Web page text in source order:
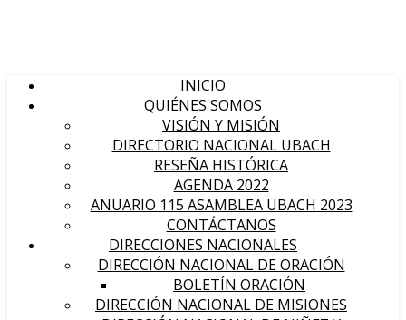
INICIO
QUIÉNES SOMOS
VISIÓN Y MISIÓN
DIRECTORIO NACIONAL UBACH
RESEÑA HISTÓRICA
AGENDA 2022
ANUARIO 115 ASAMBLEA UBACH 2023
CONTÁCTANOS
DIRECCIONES NACIONALES
DIRECCIÓN NACIONAL DE ORACIÓN
BOLETÍN ORACIÓN
DIRECCIÓN NACIONAL DE MISIONES